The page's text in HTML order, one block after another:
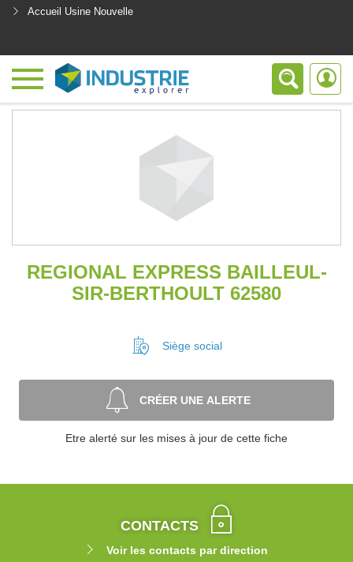
Accueil Usine Nouvelle
REGIONAL EXPRESS BAILLEUL-
SIR-BERTHOULT 62580
Siège social
CRÉER UNE ALERTE
Etre alerté sur les mises à jour de cette fiche
CONTACTS
Voir les contacts par direction